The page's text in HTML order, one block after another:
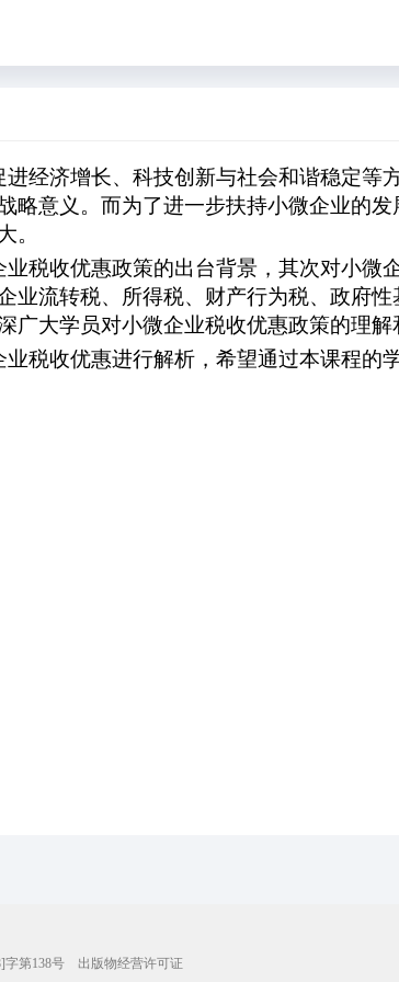
经济增长、科技创新与社会和谐稳定等
略意义。而为了进一步扶持小微企业的
。
税收优惠政策的出台背景，其次对小微
业流转税、所得税、财产行为税、政府
广大学员对小微企业税收优惠政策的理解
税收优惠进行解析，希望通过本课程的
字第138号 出版物经营许可证